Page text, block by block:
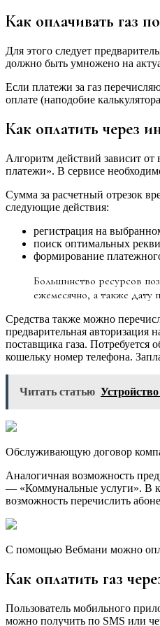
Как оплачивать газ
Для этого следует
должно быть умножено на
Если платежи за газ
оплате (наподобие
Как оплатить через
Алгоритм действий зависит
платежи». В сервисе
Сумма за расчетный отрезок
следующие действия:
регистрация на
поиск оптимальных
формирование
Большинство ресурсов
ежемесячно, а также дату
Средства также можно
предварительная
поставщика газа. Потребуется
кошельку номер телефона.
Читать статью
Обслуживающую договор
Аналогичная возможность
— «Коммунальные услуги». В
возможность перечислить
С помощью Вебмани можно
Как оплатить газ
Пользователь мобильного
можно получить по SMS или